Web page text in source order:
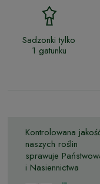
Sadzonki tylko
1 gatunku
Kontrolowana
naszych roślin
sprawuje
i Nasiennictwa